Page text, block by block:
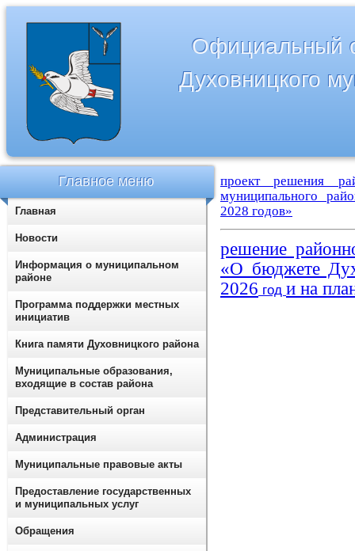
Официальный
Духовницкого
проект решения
муниципального
2028 годов»
решение
«О бюджете
2026 год и на
Главное меню
Главная
Новости
Информация о муниципальном
районе
Программа поддержки местных
инициатив
Книга памяти Духовницкого района
Муниципальные образования,
входящие в состав района
Представительный орган
Администрация
Муниципальные правовые акты
Предоставление государственных
и муниципальных услуг
Обращения